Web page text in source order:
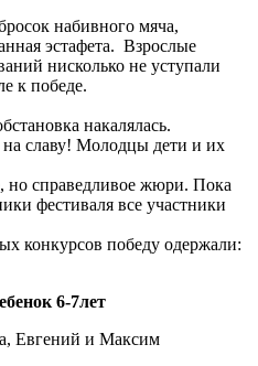
набивного мяча,
эстафета. Взрослые
нисколько не уступали
к победе.
накалялась.
славу! Молодцы дети и их
но справедливое жюри. Пока
фестиваля все участники
конкурсов победу одержали:
6-7лет
Евгений и Максим